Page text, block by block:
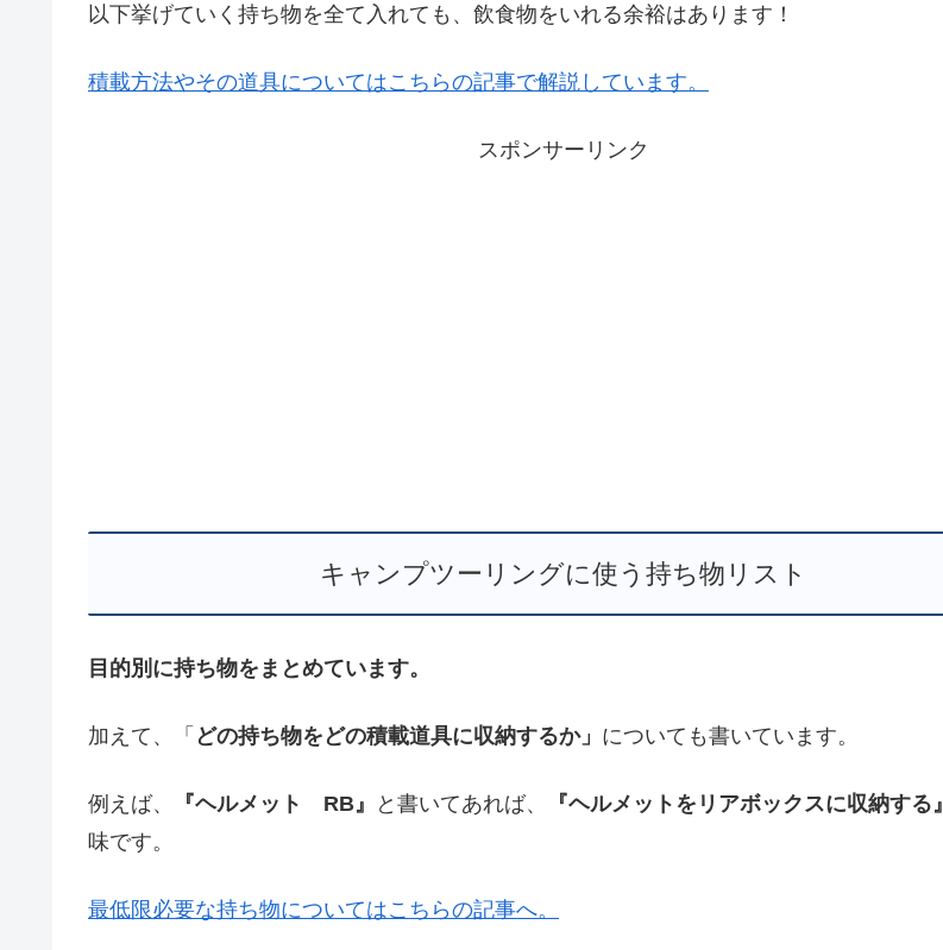
以下挙げていく持ち物を全て入れても、飲食物をいれる余裕はあります！
積載方法やその道具についてはこちらの記事で解説しています。
スポンサーリンク
キャンプツーリングに使う持ち物リスト
目的別に持ち物をまとめています。
加えて、「 どの持ち物をどの積載道具に収納するか」 についても書いています。
例えば、 『ヘルメット RB』 と書いてあれば、 『ヘルメットをリアボックスに収納する』
味です。
最低限必要な持ち物についてはこちらの記事へ。